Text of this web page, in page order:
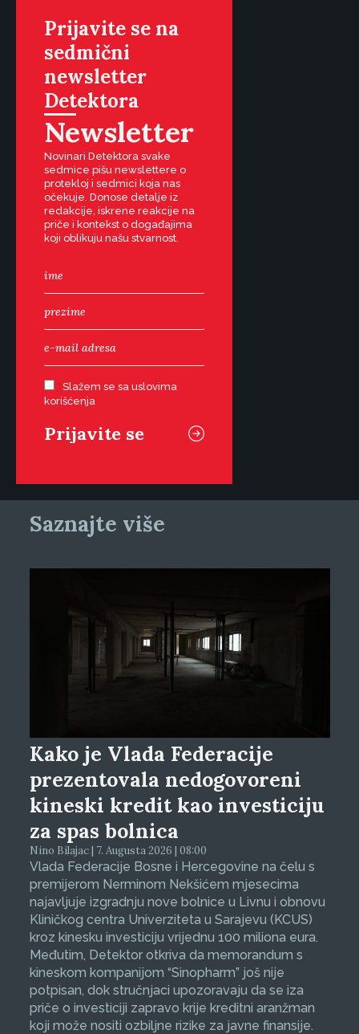
Prijavite se na
sedmični
newsletter
Detektora
Newsletter
Novinari Detektora svake
sedmice pišu newslettere o
protekloj i sedmici koja nas
očekuje. Donose detalje iz
redakcije, iskrene reakcije na
priče i kontekst o događajima
koji oblikuju našu stvarnost.
Slažem se sa uslovima
korišćenja
Saznajte više
Kako je Vlada Federacije
prezentovala nedogovoreni
kineski kredit kao investiciju
za spas bolnica
Nino Bilajac | 7. Augusta 2026 | 08:00
Vlada Federacije Bosne i Hercegovine na čelu s
premijerom Nerminom Nekšićem mjesecima
najavljuje izgradnju nove bolnice u Livnu i obnovu
Kliničkog centra Univerziteta u Sarajevu (KCUS)
kroz kinesku investiciju vrijednu 100 miliona eura.
Međutim, Detektor otkriva da memorandum s
kineskom kompanijom “Sinopharm” još nije
potpisan, dok stručnjaci upozoravaju da se iza
priče o investiciji zapravo krije kreditni aranžman
koji može nositi ozbiljne rizike za javne finansije.